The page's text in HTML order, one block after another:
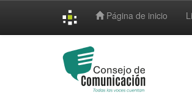
Página de inicio